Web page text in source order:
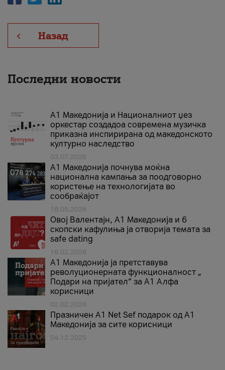
Назад
Последни новости
А1 Македонија и Националниот џез
оркестар создадоа современа музичка
приказна инспирирана од македонското
културно наследство
03.07.2026
A1 Македонија почнува моќна
национална кампања за поодговорно
користење на технологијата во
сообраќајот
18.05.2026
Овој Валентајн, A1 Македонија и 6
скопски кафулиња ја отворија темата за
safe dating
16.02.2026
А1 Македонија ја претставува
револуционерната функционалност „
Подари на пријател“ за А1 Алфа
корисници
02.02.2026
Празничен A1 Net Sеf подарок од А1
Македонија за сите корисници
04.12.2025